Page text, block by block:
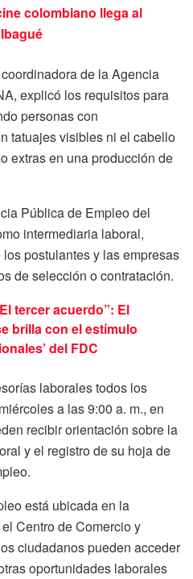
colombiano llega al
de la Agencia
explicó los requisitos para
personas con
tatuajes visibles ni el cabello
extras en una producción de
Pública de Empleo del
intermediaria laboral,
postulantes y las empresas
de selección o contratación.
tercer acuerdo”: El
brilla con el estímulo
del FDC
laborales todos los
a las 9:00 a. m., en
recibir orientación sobre la
y el registro de su hoja de
está ubicada en la
Centro de Comercio y
ciudadanos pueden acceder
oportunidades laborales